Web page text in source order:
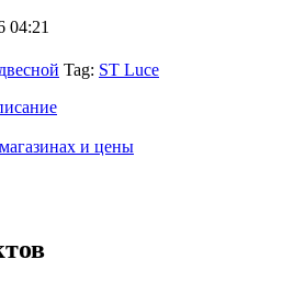
04:21
Tag: ST Luce
и цены